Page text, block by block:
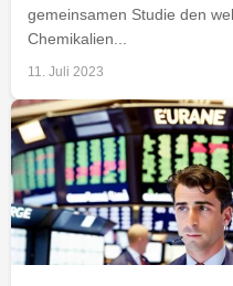
gemeinsamen Studie den
Chemikalien...
11. Juli 2023